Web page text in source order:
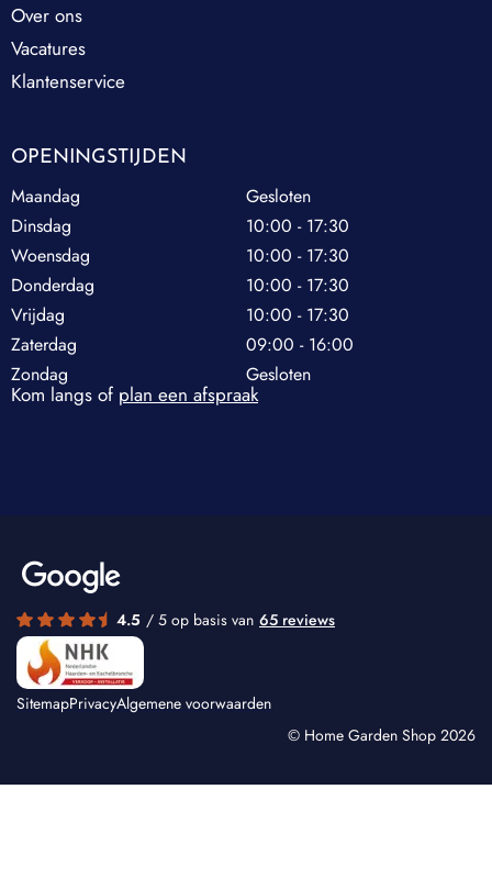
Over ons
Vacatures
Klantenservice
OPENINGSTIJDEN
Maandag
Gesloten
Dinsdag
10:00 - 17:30
Woensdag
10:00 - 17:30
Donderdag
10:00 - 17:30
Vrijdag
10:00 - 17:30
Zaterdag
09:00 - 16:00
Zondag
Gesloten
Kom langs of plan een afspraak
4.5 / 5 op basis van 65 reviews
SitemapPrivacyAlgemene voorwaarden
© Home Garden Shop 2026